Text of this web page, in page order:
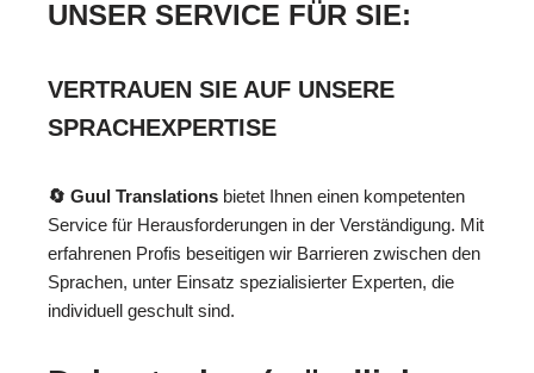
UNSER SERVICE FÜR SIE:
VERTRAUEN SIE AUF UNSERE
SPRACHEXPERTISE
🔄 Guul Translations bietet Ihnen einen kompetenten
Service für Herausforderungen in der Verständigung. Mit
erfahrenen Profis beseitigen wir Barrieren zwischen den
Sprachen, unter Einsatz spezialisierter Experten, die
individuell geschult sind.